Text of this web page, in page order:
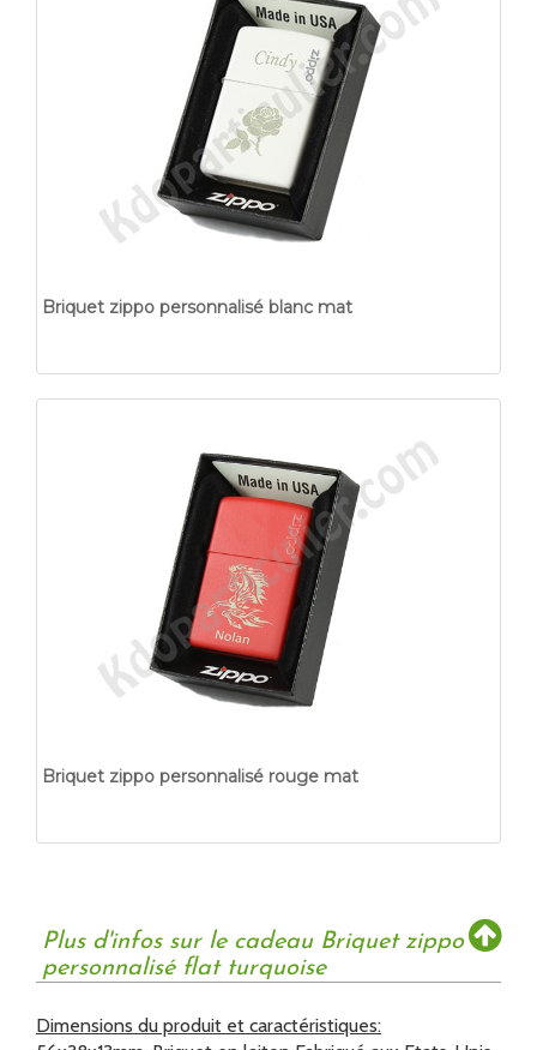
Briquet zippo personnalisé blanc mat
Briquet zippo personnalisé rouge mat
Plus d'infos sur le cadeau Briquet zippo
personnalisé flat turquoise
Dimensions du produit et caractéristiques: